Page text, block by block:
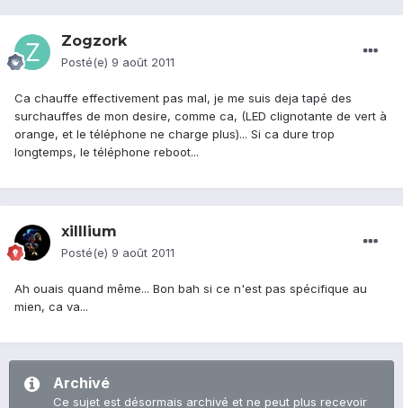
Zogzork
Posté(e) 9 août 2011
Ca chauffe effectivement pas mal, je me suis deja tapé des
surchauffes de mon desire, comme ca, (LED clignotante de vert à
orange, et le téléphone ne charge plus)... Si ca dure trop
longtemps, le téléphone reboot...
xilllium
Posté(e) 9 août 2011
Ah ouais quand même... Bon bah si ce n'est pas spécifique au
mien, ca va...
Archivé
Ce sujet est désormais archivé et ne peut plus recevoir